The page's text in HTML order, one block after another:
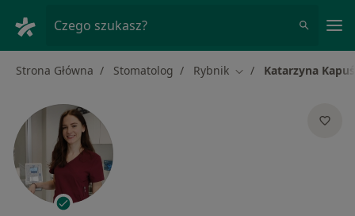
Czego szukasz?
Strona Główna Stomatolog Rybnik Zmień miasto
Katarzyna